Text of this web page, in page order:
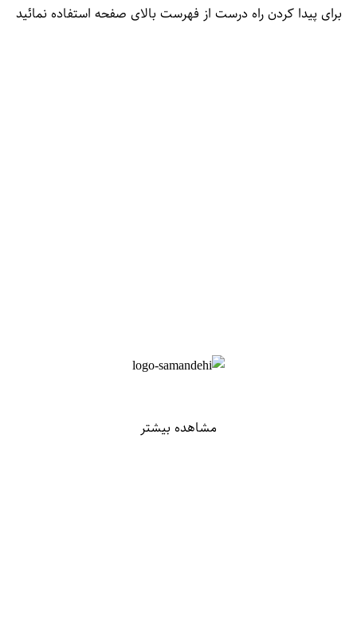
برای پیدا کردن راه درست از فهرست بالای صفحه استفاده نمائید
مشاهده بیشتر